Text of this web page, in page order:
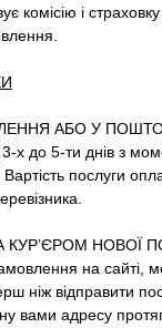
комісію і
АБО У
3-х до 5-ти днів з
послуги
КУР’ЄРОМ НОВОЇ
на сайті,
ніж відправити
вами адресу